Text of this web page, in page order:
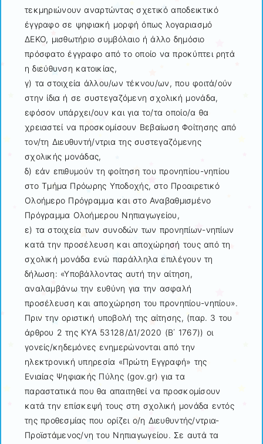
τεκμηριώνουν αναρτώντας σχετικό αποδεικτικό
έγγραφο σε ψηφιακή μορφή όπως λογαριασμό
ΔΕΚΟ, μισθωτήριο συμβόλαιο ή άλλο δημόσιο
πρόσφατο έγγραφο από το οποίο να προκύπτει ρητά
η διεύθυνση κατοικίας,
γ) τα στοιχεία άλλου/ων τέκνου/ων, που φοιτά/ούν
στην ίδια ή σε συστεγαζόμενη σχολική μονάδα,
εφόσον υπάρχει/ουν και για το/τα οποίο/α θα
χρειαστεί να προσκομίσουν Βεβαίωση Φοίτησης από
τον/τη Διευθυντή/ντρια της συστεγαζόμενης
σχολικής μονάδας,
δ) εάν επιθυμούν τη φοίτηση του προνηπίου-νηπίου
στο Τμήμα Πρόωρης Υποδοχής, στο Προαιρετικό
Ολοήμερο Πρόγραμμα και στο Αναβαθμισμένο
Πρόγραμμα Ολοήμερου Νηπιαγωγείου,
ε) τα στοιχεία των συνοδών των προνηπίων-νηπίων
κατά την προσέλευση και αποχώρησή τους από τη
σχολική μονάδα ενώ παράλληλα επιλέγουν τη
δήλωση: «Υποβάλλοντας αυτή την αίτηση,
αναλαμβάνω την ευθύνη για την ασφαλή
προσέλευση και αποχώρηση του προνηπίου-νηπίου».
Πριν την οριστική υποβολή της αίτησης, (παρ. 3 του
άρθρου 2 της ΚΥΑ 53128/Δ1/2020 (Β΄ 1767)) οι
γονείς/κηδεμόνες ενημερώνονται από την
ηλεκτρονική υπηρεσία «Πρώτη Εγγραφή» της
Ενιαίας Ψηφιακής Πύλης (gov.gr) για τα
παραστατικά που θα απαιτηθεί να προσκομίσουν
κατά την επίσκεψή τους στη σχολική μονάδα εντός
της προθεσμίας που ορίζει ο/η Διευθυντής/ντρια-
Προϊστάμενος/νη του Νηπιαγωγείου. Σε αυτά τα